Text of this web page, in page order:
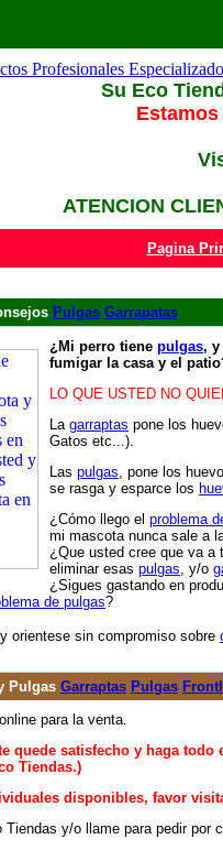
Su Eco
ATENCION
Pagina
Pulgas Garrapatas
¿Mi perro tiene pulgas, y
fumigar la casa y el
LO QUE USTED NO
La garraptas pone los
Gatos etc...).
Las pulgas, pone los
se rasga y esparce los
¿Cómo llego el problema
mi mascota nunca sale a
¿Que usted cree que va a
eliminar esas pulgas, y/o
¿Sigues gastando en
de pulgas?
orientese sin compromiso sobre
Pulgas Garraptas Pulgas
para la venta.
quede satisfecho y haga
Tiendas.)
disponibles, favor
y/o llame para pedir por